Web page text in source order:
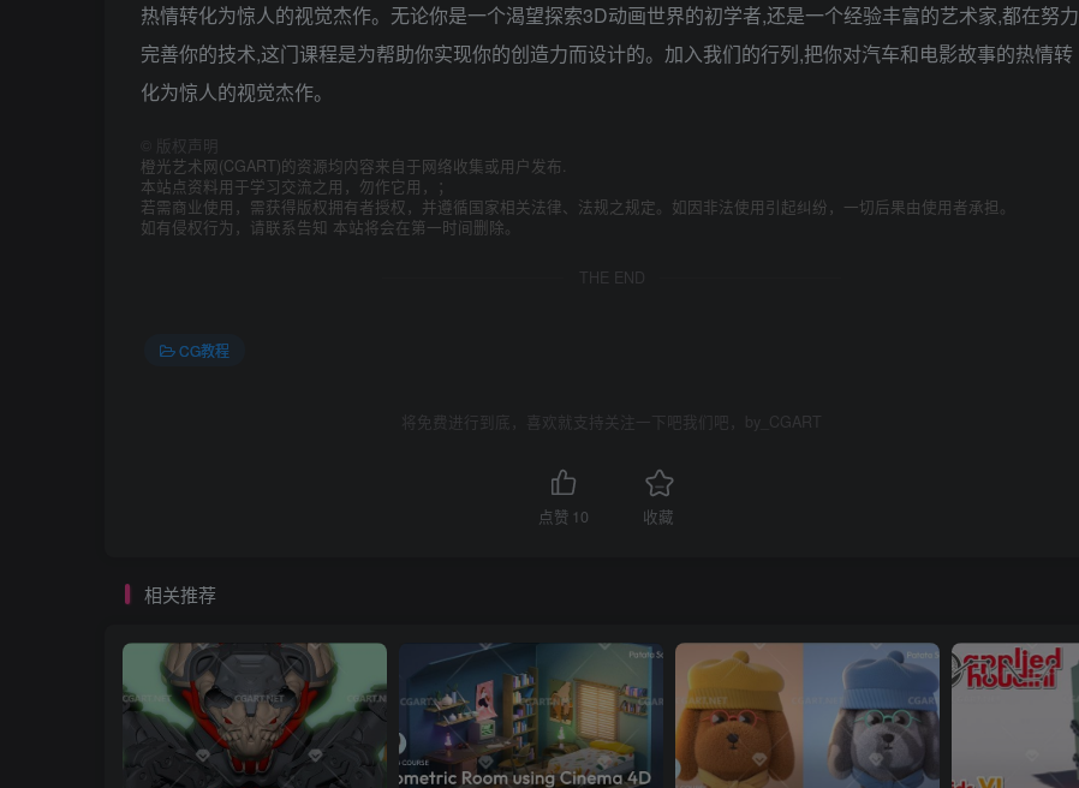
热情转化为惊人的视觉杰作。无论你是一个渴望探索3D动画世界的初学者,还是一个经验丰富的艺术家,都在努力
完善你的技术,这门课程是为帮助你实现你的创造力而设计的。加入我们的行列,把你对汽车和电影故事的热情转
化为惊人的视觉杰作。
版权声明
橙光艺术网(CGART)的资源均内容来自于网络收集或用户发布.
本站点资料用于学习交流之用，勿作它用，；
若需商业使用，需获得版权拥有者授权，并遵循国家相关法律、法规之规定。如因非法使用引起纠纷，一切后果由使用者承担。
如有侵权行为，请联系告知 本站将会在第一时间删除。
THE END
CG教程
将免费进行到底，喜欢就支持关注一下吧我们吧，by_CGART
点赞 10 收藏
相关推荐